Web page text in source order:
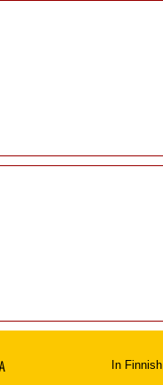
In Finnish